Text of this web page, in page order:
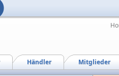
Mitglieder
Händler